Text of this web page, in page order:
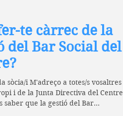
te càrrec de la
del Bar Social del
sòcia/i M'adreço a totes/s vosaltres
i de la Junta Directiva del Centre
saber que la gestió del Bar...